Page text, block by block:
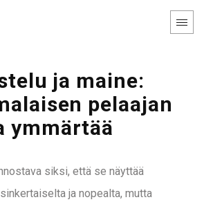
ja maine:
pelaajan
ymmärtää
siksi, että se näyttää
ja nopealta, mutta